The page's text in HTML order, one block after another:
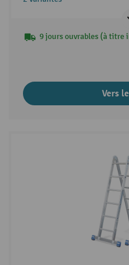
9 jours ouvrables (à titre
Vers